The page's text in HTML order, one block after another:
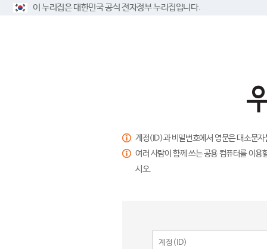
이 누리집은 대한민국 공식 전자정부 누리집입니다.
계정(ID)과 비밀번호에서 영문은 대소문
여러 사람이 함께 쓰는 공용 컴퓨터를 이
시오.